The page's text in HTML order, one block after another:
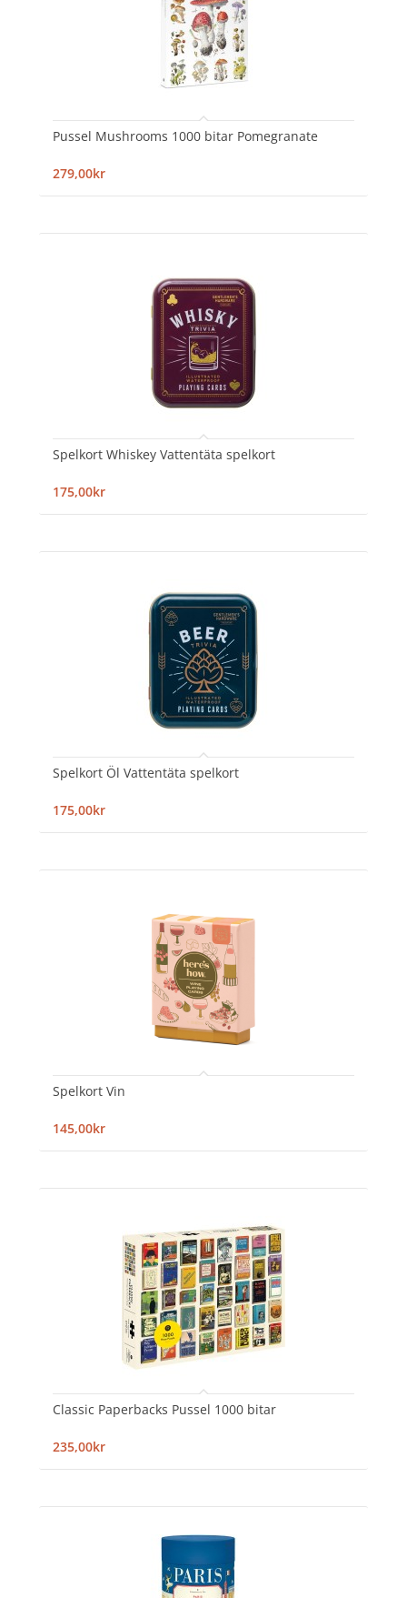
Pussel Mushrooms 1000 bitar Pomegranate
279,00kr
Spelkort Whiskey Vattentäta spelkort
175,00kr
Spelkort Öl Vattentäta spelkort
175,00kr
Spelkort Vin
145,00kr
Classic Paperbacks Pussel 1000 bitar
235,00kr